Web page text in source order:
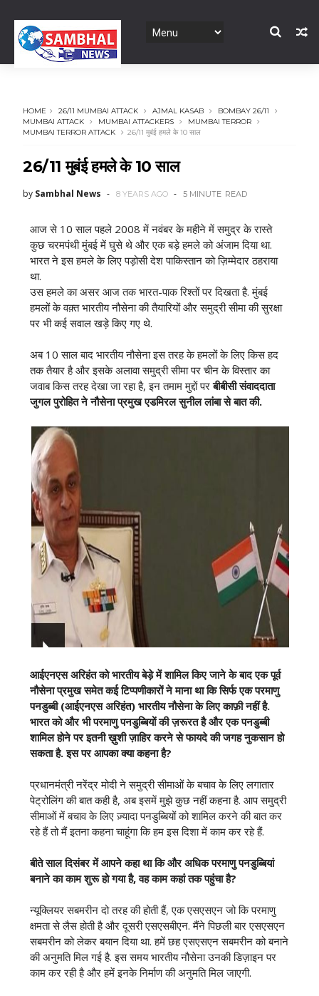
HOME 26/11 MUMBAI ATTACK AJMAL KASAB
BOMBAY 26/11
MUMBAI ATTACK
MUMBAI ATTACKERS
MUMBAI TERROR
MUMBAI TERROR ATTACK
26/11 मुबंई हमले के 10 साल
26/11 मुबंई हमले के 10 साल
by Sambhal News 8 YEARS AGO 5 MINUTE READ
आज से 10 साल पहले 2008 में नवंबर के महीने में समुद्र के रास्ते
कुछ चरमपंथी मुंबई में घुसे थे और एक बड़े हमले को अंजाम दिया था.
भारत ने इस हमले के लिए पड़ोसी देश पाकिस्तान को ज़िम्मेदार ठहराया
था.
उस हमले का असर आज तक भारत-पाक रिश्तों पर दिखता है. मुंबई
हमलों के वक़्त भारतीय नौसेना की तैयारियों और समुद्री सीमा की सुरक्षा
पर भी कई सवाल खड़े किए गए थे.
अब 10 साल बाद भारतीय नौसेना इस तरह के हमलों के लिए किस हद
तक तैयार है और इसके अलावा समुद्री सीमा पर चीन के विस्तार का
जवाब किस तरह देखा जा रहा है, इन तमाम मुद्दों परबीबीसी संवाददाता
जुगल पुरोहित ने नौसेना प्रमुख एडमिरल सुनील लांबा से बात की.
आईएनएस अरिहंत को भारतीय बेड़े में शामिल किए जाने के बाद एक पूर्व
नौसेना प्रमुख समेत कईटिप्पणीकारों नेमाना था कि सिर्फ एक परमाणु
पनडुब्बी (आईएनएस अरिहंत) भारतीय नौसेना के लिए काफ़ी नहीं है.
भारत को और भी परमाणु पनडुब्बियों की ज़रूरत है और एक पनडुब्बी
शामिल होने पर इतनी ख़ुशी ज़ाहिर करने से फायदे की जगह नुकसान हो
सकता है. इस पर आपका क्या कहना है?
प्रधानमंत्री नरेंद्र मोदी ने समुद्री सीमाओं के बचाव के लिए लगातार
पेट्रोलिंग की बात कही है, अब इसमें मुझे कुछ नहीं कहना है. आप समुद्री
सीमाओं में बचाव के लिए ज़्यादा पनडुब्बियों को शामिल करने की बात कर
रहे हैं तो मैं इतना कहना चाहूंगा कि हम इस दिशा में काम कर रहे हैं.
बीते साल दिसंबर में आपने कहा था कि और अधिक परमाणु पनडुब्बियां
बनाने का काम शुरू हो गया है, वह काम कहां तक पहुंचा है?
न्यूक्लियर सबमरीन दो तरह की होती हैं, एक एसएसएन जो कि परमाणु
क्षमता से लैस होती है और दूसरी एसएसबीएन. मैंने पिछली बार एसएसएन
सबमरीन को लेकर बयान दिया था. हमें छह एसएसएन सबमरीन को बनाने
की अनुमति मिल गई है. इस समय भारतीय नौसेना उनकी डिज़ाइन पर
काम कर रही है और हमें इनके निर्माण की अनुमति मिल जाएगी.